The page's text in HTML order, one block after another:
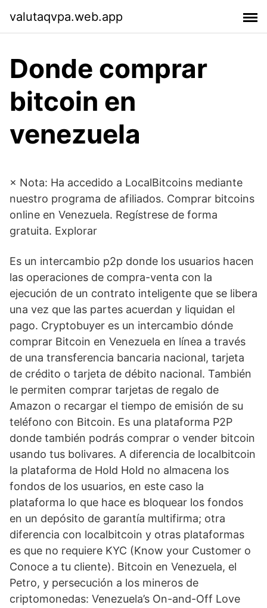
valutaqvpa.web.app
Donde comprar
bitcoin en
venezuela
× Nota: Ha accedido a LocalBitcoins mediante
nuestro programa de afiliados. Comprar bitcoins
online en Venezuela. Regístrese de forma
gratuita. Explorar
Es un intercambio p2p donde los usuarios hacen
las operaciones de compra-venta con la
ejecución de un contrato inteligente que se libera
una vez que las partes acuerdan y liquidan el
pago. Cryptobuyer es un intercambio dónde
comprar Bitcoin en Venezuela en línea a través
de una transferencia bancaria nacional, tarjeta
de crédito o tarjeta de débito nacional. También
le permiten comprar tarjetas de regalo de
Amazon o recargar el tiempo de emisión de su
teléfono con Bitcoin. Es una plataforma P2P
donde también podrás comprar o vender bitcoin
usando tus bolivares. A diferencia de localbitcoin
la plataforma de Hold Hold no almacena los
fondos de los usuarios, en este caso la
plataforma lo que hace es bloquear los fondos
en un depósito de garantía multifirma; otra
diferencia con localbitcoin y otras plataformas
es que no requiere KYC (Know your Customer o
Conoce a tu cliente). Bitcoin en Venezuela, el
Petro, y persecución a los mineros de
criptomonedas: Venezuela’s On-and-Off Love